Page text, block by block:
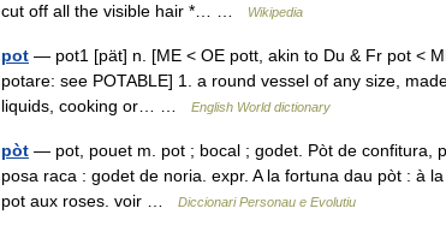
cut off all the visible hair *… …
Wikipedia
pot — pot1 [pät] n. [ME < OE pott, akin to Du & Fr pot <
potare: see POTABLE] 1. a round vessel of any size,
liquids, cooking or… …
English World dictionary
pòt — pot, pouet m. pot ; bocal ; godet. Pòt de confitura,
posa raca : godet de noria. expr. A la fortuna dau pòt : à
pot aux roses. voir …
Diccionari Personau e Evolutiu